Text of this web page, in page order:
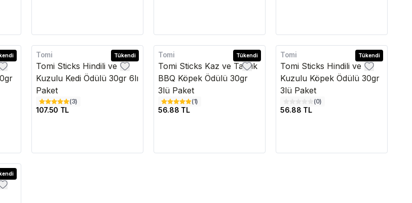
Tükendi
Tomi
Tomi Sticks Hindili ve
Kuzulu Kedi Ödülü 30gr 6lı
Paket
(3)
107.50 TL
Tükendi
Tomi
Tomi Sticks Kaz ve Tavuk
BBQ Köpek Ödülü 30gr
3lü Paket
(1)
56.88 TL
Tükendi
Tomi
Tomi Sticks Hindili ve
Kuzulu Köpek Ödülü 30gr
3lü Paket
(0)
56.88 TL